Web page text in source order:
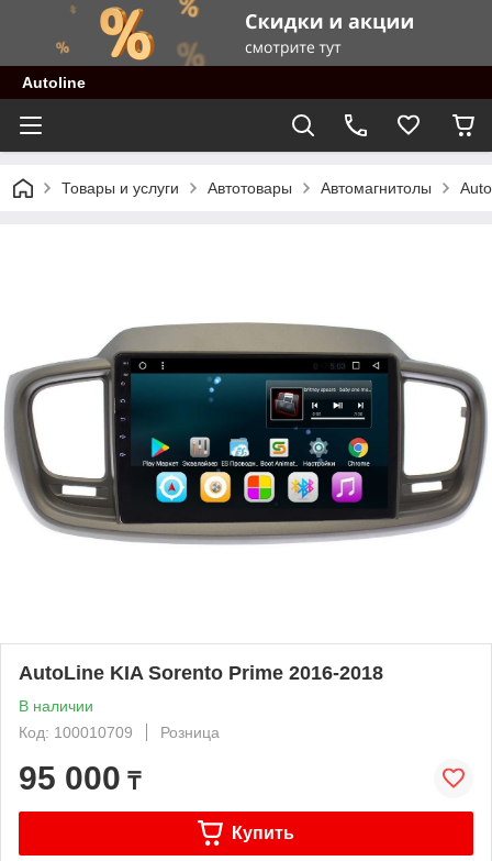
Autoline
Товары и услуги Автотовары Автомагнитолы
AutoLine KIA Sorento Prime 2016-2018
В наличии
Код: 100010709
Розница
95 000 ₸
Купить